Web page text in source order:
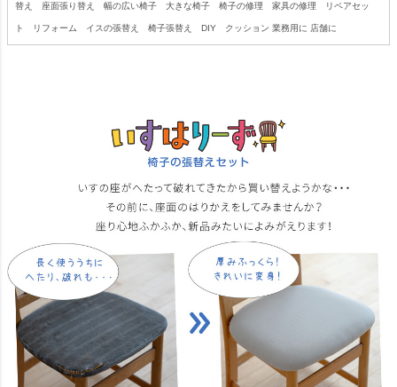
替え 座面張り替え 幅の広い椅子 大きな椅子 椅子の修理 家具の修理 リペアセッ
ト リフォーム イスの張替え 椅子張替え DIY クッション 業務用に 店舗に